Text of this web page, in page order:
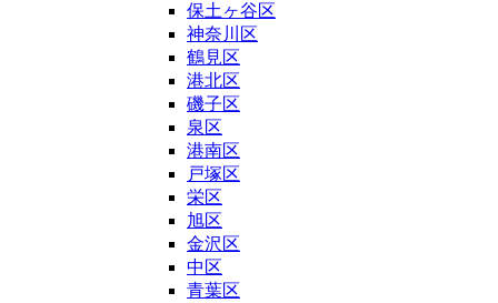
保土ヶ谷区
神奈川区
鶴見区
港北区
磯子区
泉区
港南区
戸塚区
栄区
旭区
金沢区
中区
青葉区